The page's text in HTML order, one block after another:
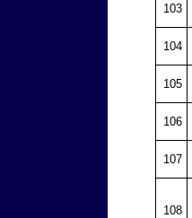
103
104
105
106
107
108